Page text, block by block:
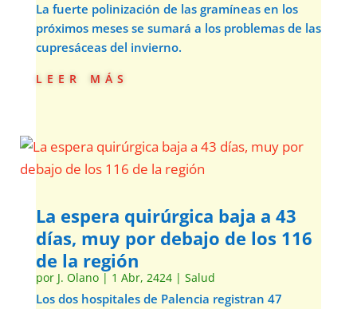
La fuerte polinización de las gramíneas en los
próximos meses se sumará a los problemas de las
cupresáceas del invierno.
leer más
La espera quirúrgica baja a 43
días, muy por debajo de los 116
de la región
por J. Olano| 1 Abr, 2424| Salud
Los dos hospitales de Palencia registran 47